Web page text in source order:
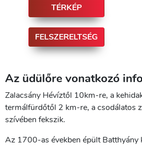
TÉRKÉP
FELSZERELTSÉG
Az üdülőre vonatkozó
Zalacsány Hévíztől 10km-re, a
termálfürdőtől 2 km-re, a csodálatos
szívében fekszik.
Az 1700-as években épült Batthyány